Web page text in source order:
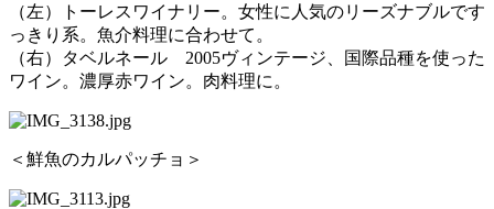
（左）トーレスワイナリー。女性に人気のリーズナブルです
っきり系。魚介料理に合わせて。
（右）タベルネール 2005ヴィンテージ、国際品種を使った
ワイン。濃厚赤ワイン。肉料理に。
＜鮮魚のカルパッチョ＞